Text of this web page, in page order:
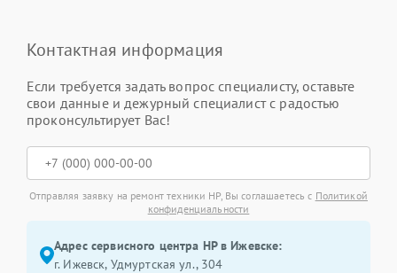
Контактная информация
Если требуется задать вопрос специалисту, оставьте
свои данные и дежурный специалист с радостью
проконсультирует Вас!
Отправляя заявку на ремонт техники HP, Вы соглашаетесь с Политикой
конфиденциальности
Адрес сервисного центра HP в Ижевске:
г. Ижевск, Удмуртская ул., 304